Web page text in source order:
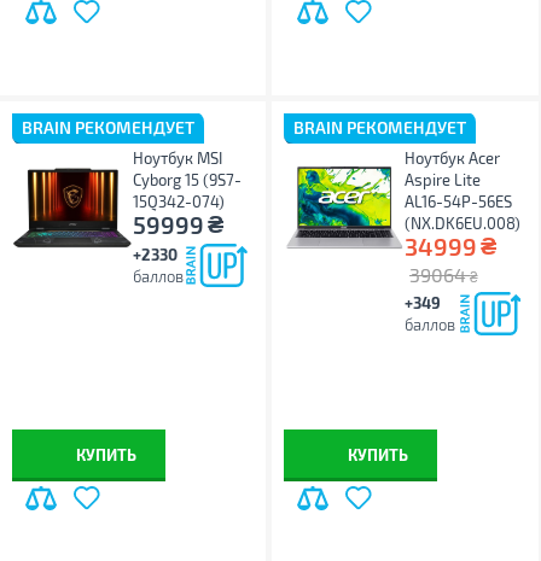
BRAIN РЕКОМЕНДУЕТ
Ноутбук MSI
Cyborg 15 (9S7-
15Q342-074)
59999₴
+2330
баллов
КУПИТЬ
BRAIN РЕКОМЕНДУЕТ
Ноутбук Acer
Aspire Lite
AL16-54P-56ES
(NX.DK6EU.008)
34999₴
39064 ₴
+349
баллов
КУПИТЬ